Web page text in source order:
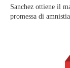
Sanchez ottiene il
promessa di